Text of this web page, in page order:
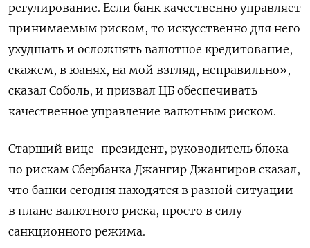
регулирование. Если банк качественно управляет
принимаемым риском, то искусственно для него
ухудшать и осложнять валютное кредитование,
скажем, в юанях, на мой взгляд, неправильно», -
сказал Соболь, и призвал ЦБ обеспечивать
качественное управление валютным риском.
Старший вице-президент, руководитель блока
по рискам Сбербанка Джангир Джангиров сказал,
что банки сегодня находятся в разной ситуации
в плане валютного риска, просто в силу
санкционного режима.